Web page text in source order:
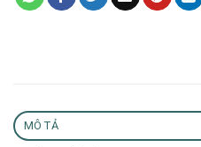
MÔ TẢ